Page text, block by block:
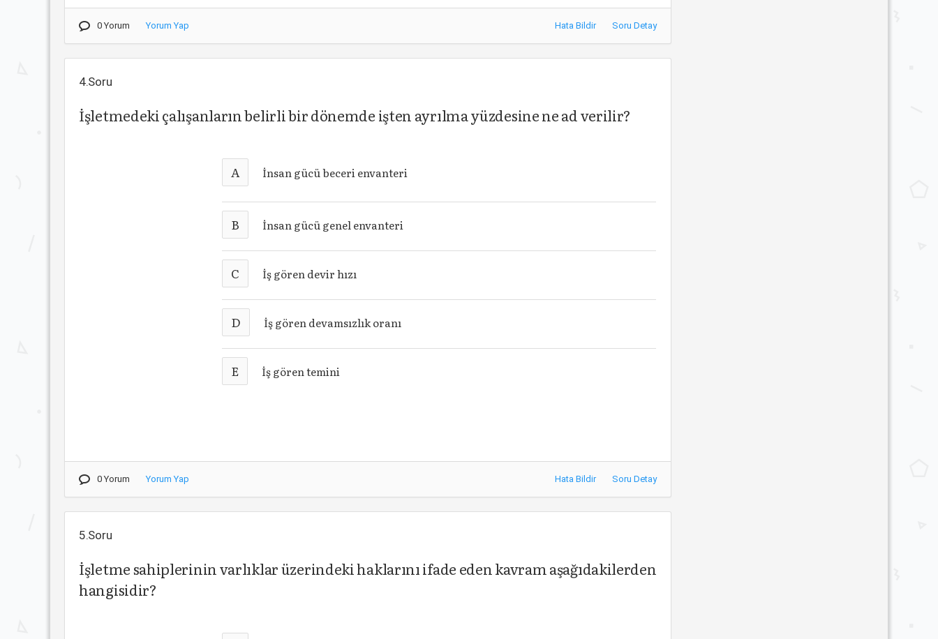
0 Yorum Yorum Yap Hata Bildir Soru Detay
4.Soru
İşletmedeki çalışanların belirli bir dönemde işten ayrılma yüzdesine ne ad verilir?
A İnsan gücü beceri envanteri
B İnsan gücü genel envanteri
C İş gören devir hızı
D İş gören devamsızlık oranı
E İş gören temini
0 Yorum Yorum Yap Hata Bildir Soru Detay
5.Soru
İşletme sahiplerinin varlıklar üzerindeki haklarını ifade eden kavram aşağıdakilerden
hangisidir?